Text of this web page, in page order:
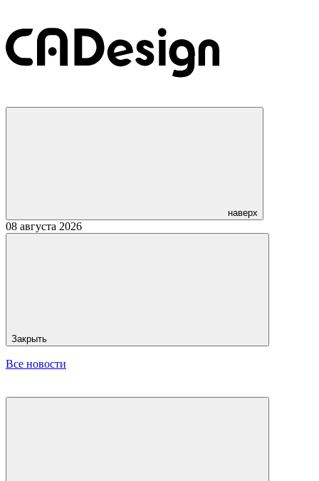
наверх
08 августа 2026
Закрыть
Все новости